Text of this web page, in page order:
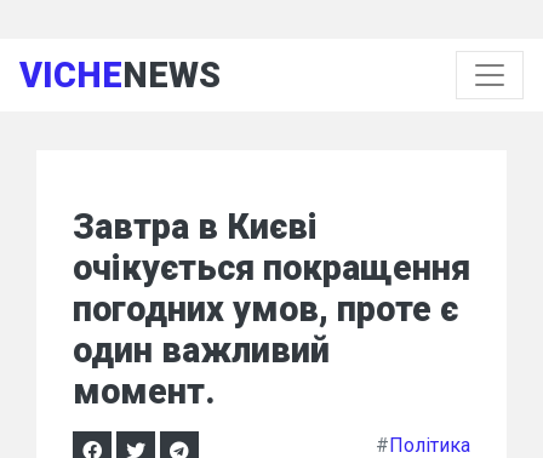
VICHENEWS
Завтра в Києві
очікується покращення
погодних умов, проте є
один важливий
момент.
#Політика